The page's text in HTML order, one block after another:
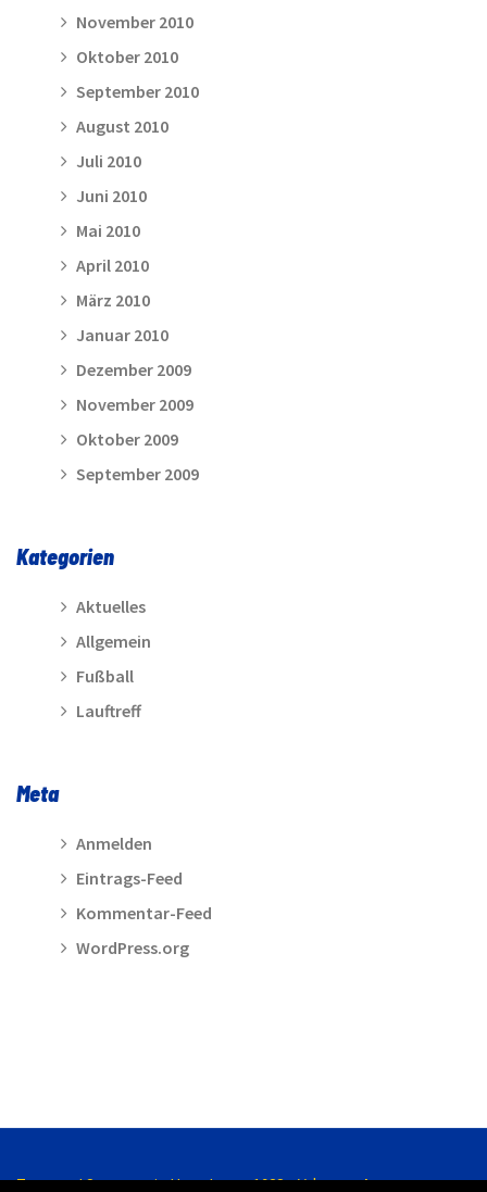
November 2010
Oktober 2010
September 2010
August 2010
Juli 2010
Juni 2010
Mai 2010
April 2010
März 2010
Januar 2010
Dezember 2009
November 2009
Oktober 2009
September 2009
Kategorien
Aktuelles
Allgemein
Fußball
Lauftreff
Meta
Anmelden
Eintrags-Feed
Kommentar-Feed
WordPress.org
Turn- und Sportverein Hasede von 1928 e.V. |Kontakt